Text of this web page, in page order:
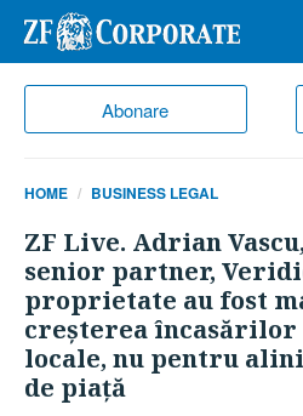
Abonare
HOME BUSINESS LEGAL
ZF Live. Adrian
senior partner,
proprietate au fost
creşterea
locale, nu pentru
de piaţă